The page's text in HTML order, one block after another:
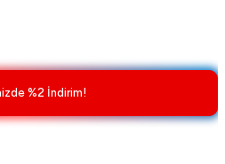
%2 İndirim!